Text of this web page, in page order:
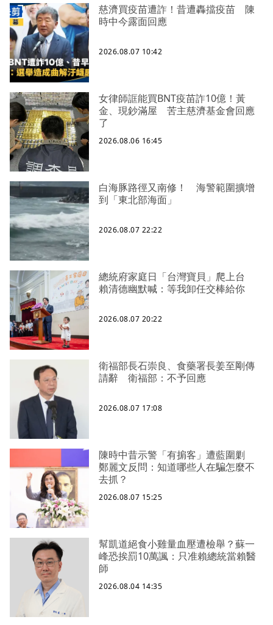
慈濟買疫苗遭詐！昔遭轟擋疫苗 陳
時中今露面回應
2026.08.07 10:42
女律師誆能買BNT疫苗詐10億！黃
金、現鈔滿屋 苦主慈濟基金會回應
了
2026.08.06 16:45
白海豚路徑又南修！ 海警範圍擴增
到「東北部海面」
2026.08.07 22:22
總統府家庭日「台灣寶貝」爬上台
賴清德幽默喊：等我卸任交棒給你
2026.08.07 20:22
衛福部長石崇良、食藥署長姜至剛傳
請辭 衛福部：不予回應
2026.08.07 17:08
陳時中昔示警「有掮客」遭藍圍剿
鄭麗文反問：知道哪些人在騙怎麼不
去抓？
2026.08.07 15:25
幫凱道絕食小雞量血壓遭檢舉？蘇一
峰恐挨罰10萬諷：只准賴總統當賴醫
師
2026.08.04 14:35